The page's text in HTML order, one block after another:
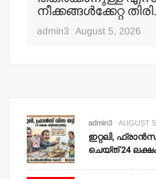
നീക്കങ്ങള്‍ക്കേറ്റ
admin3 August 5, 2026
admin3 AUGUST
ഇറ്റലി,
ചെയ്ത് 24